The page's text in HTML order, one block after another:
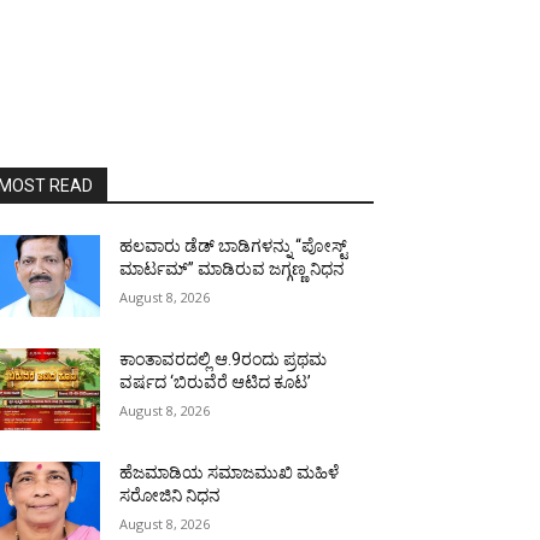
READ
ಹಲವಾರು ಡೆಡ್ ಬಾಡಿಗಳನ್ನು “ಪೋಸ್ಟ್
ಮಾರ್ಟಮ್” ಮಾಡಿರುವ ಜಗ್ಗಣ್ಣ ನಿಧನ
August 8, 2026
ಕಾಂತಾವರದಲ್ಲಿ ಆ.9ರಂದು ಪ್ರಥಮ
ವರ್ಷದ ‘ಬಿರುವೆರೆ ಆಟಿದ ಕೂಟ’
August 8, 2026
ಹೆಜಮಾಡಿಯ ಸಮಾಜಮುಖಿ ಮಹಿಳೆ
ಸರೋಜಿನಿ ನಿಧನ
August 8, 2026